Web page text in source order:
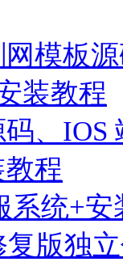
网模板
装教程
、IOS
程
系统+安
复版独